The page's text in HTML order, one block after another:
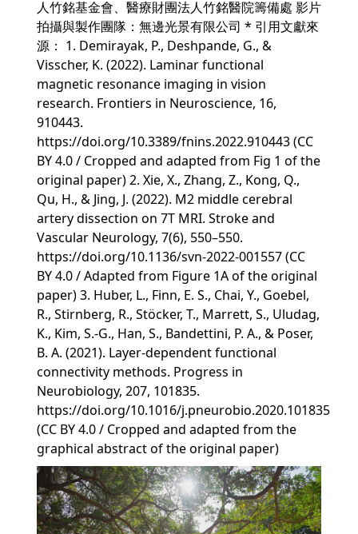
人竹銘基金會、醫療財團法人竹銘醫院籌備處 影片
拍攝與製作團隊：無邊光景有限公司 * 引用文獻來
源： 1. Demirayak, P., Deshpande, G., &
Visscher, K. (2022). Laminar functional
magnetic resonance imaging in vision
research. Frontiers in Neuroscience, 16,
910443.
https://doi.org/10.3389/fnins.2022.910443 (CC
BY 4.0 / Cropped and adapted from Fig 1 of the
original paper) 2. Xie, X., Zhang, Z., Kong, Q.,
Qu, H., & Jing, J. (2022). M2 middle cerebral
artery dissection on 7T MRI. Stroke and
Vascular Neurology, 7(6), 550–550.
https://doi.org/10.1136/svn-2022-001557 (CC
BY 4.0 / Adapted from Figure 1A of the original
paper) 3. Huber, L., Finn, E. S., Chai, Y., Goebel,
R., Stirnberg, R., Stöcker, T., Marrett, S., Uludag,
K., Kim, S.-G., Han, S., Bandettini, P. A., & Poser,
B. A. (2021). Layer-dependent functional
connectivity methods. Progress in
Neurobiology, 207, 101835.
https://doi.org/10.1016/j.pneurobio.2020.101835
(CC BY 4.0 / Cropped and adapted from the
graphical abstract of the original paper)